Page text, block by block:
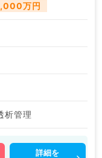
万円
析管理
詳細を